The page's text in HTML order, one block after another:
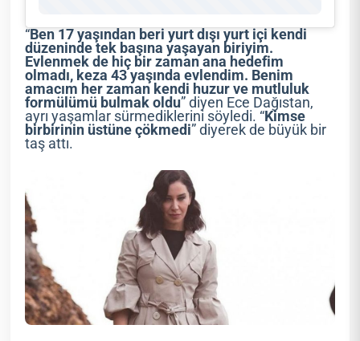
“Ben 17 yaşından beri yurt dışı yurt içi kendi
düzeninde tek başına yaşayan biriyim.
Evlenmek de hiç bir zaman ana hedefim
olmadı, keza 43 yaşında evlendim. Benim
amacım her zaman kendi huzur ve mutluluk
formülümü bulmak oldu” diyen Ece Dağıstan,
ayrı yaşamlar sürmediklerini söyledi. “Kimse
birbirinin üstüne çökmedi” diyerek de büyük bir
taş attı.